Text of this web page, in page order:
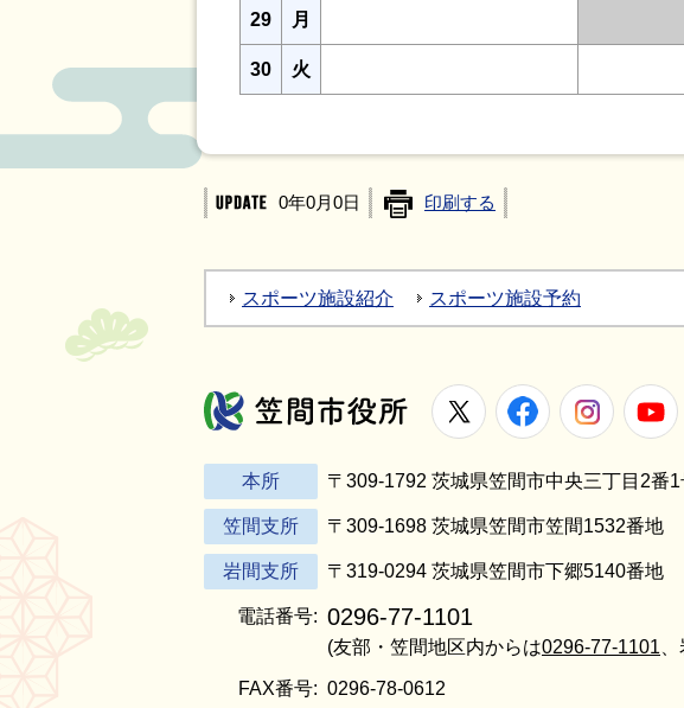
29 月
30 火
0年0月0日 印刷する
スポーツ施設紹介 スポーツ施設予約
笠間市役所
X Facebook
本所 〒309-1792 茨城県笠間市中央三丁目2番1
笠間支所 〒309-1698 茨城県笠間市笠間1532番地
岩間支所 〒319-0294 茨城県笠間市下郷5140番地
電話番号: 0296-77-1101
(友部・笠間地区内からは0296-77-1101
FAX番号: 0296-78-0612